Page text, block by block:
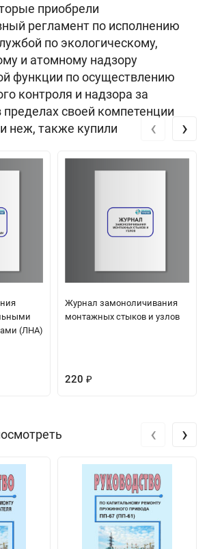
приобрели
регламент по исполнению
по экологическому,
и атомному надзору
функции по осуществлению
контроля и надзора за
своей компетенции
неж, также купили
(ЛНА)
Журнал замоноличивания
монтажных стыков и узлов
220 ₽
‹ ›
‹ ›